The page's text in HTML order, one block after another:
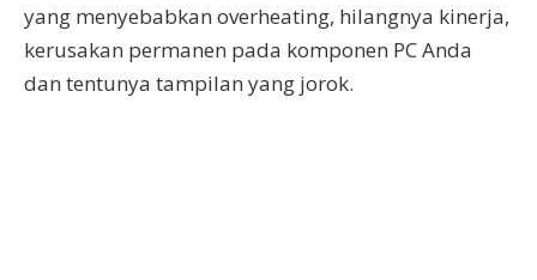
yang menyebabkan overheating, hilangnya kinerja,
kerusakan permanen pada komponen PC Anda
dan tentunya tampilan yang jorok.